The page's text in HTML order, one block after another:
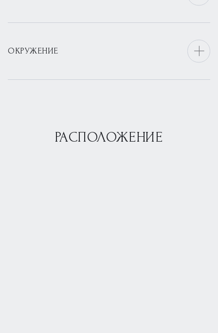
ОКРУЖЕНИЕ
РАСПОЛОЖЕНИЕ